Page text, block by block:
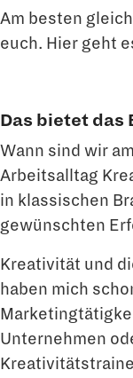
Am besten
euch. Hier geht
Das bietet das
Wann sind wir
Arbeitsalltag
in klassischen
gewünschten
Kreativität und
haben mich
Unternehmen